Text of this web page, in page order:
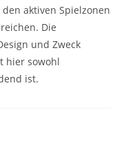
aktiven Spielzonen
Die
und Zweck
hier sowohl
ist.